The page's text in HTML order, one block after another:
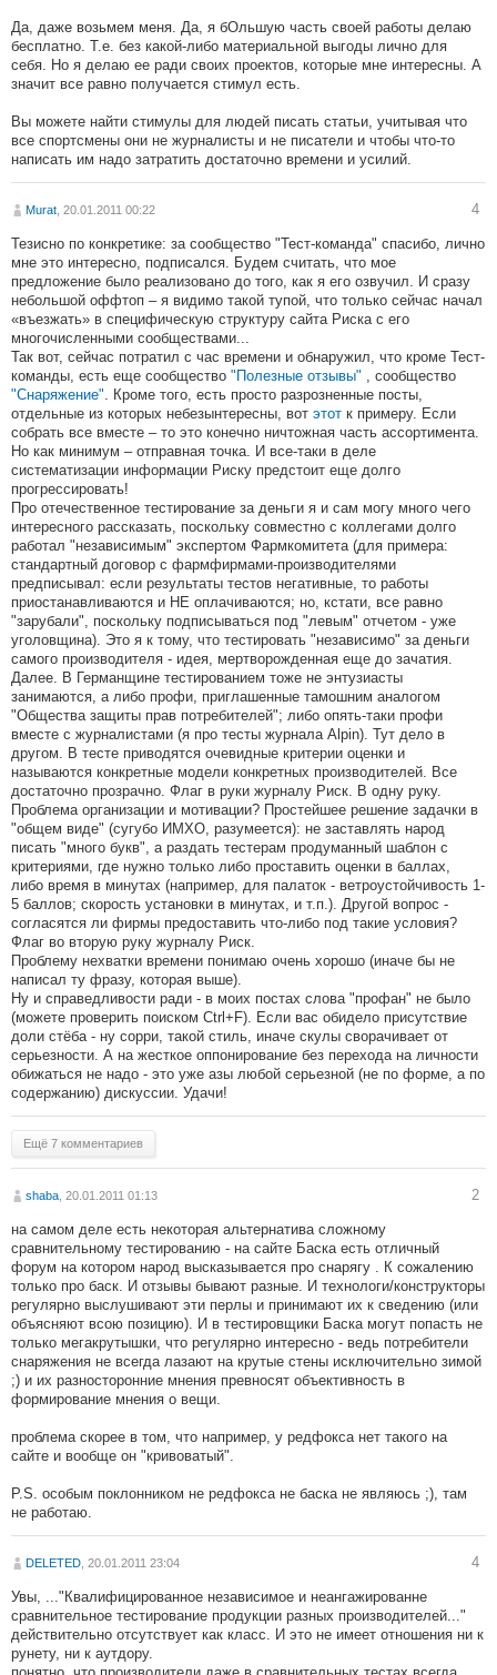
Да, даже возьмем меня. Да, я бОльшую часть своей работы делаю
бесплатно. Т.е. без какой-либо материальной выгоды лично для
себя. Но я делаю ее ради своих проектов, которые мне интересны. А
значит все равно получается стимул есть.
Вы можете найти стимулы для людей писать статьи, учитывая что
все спортсмены они не журналисты и не писатели и чтобы что-то
написать им надо затратить достаточно времени и усилий.
Murat , 20.01.2011 00:22 4
Тезисно по конкретике: за сообщество "Тест-команда" спасибо, лично
мне это интересно, подписался. Будем считать, что мое
предложение было реализовано до того, как я его озвучил. И сразу
небольшой оффтоп – я видимо такой тупой, что только сейчас начал
«въезжать» в специфическую структуру сайта Риска с его
многочисленными сообществами...
Так вот, сейчас потратил с час времени и обнаружил, что кроме Тест-
команды, есть еще сообщество "Полезные отзывы" , сообщество
"Снаряжение". Кроме того, есть просто разрозненные посты,
отдельные из которых небезынтересны, вот этот к примеру. Если
собрать все вместе – то это конечно ничтожная часть ассортимента.
Но как минимум – отправная точка. И все-таки в деле
систематизации информации Риску предстоит еще долго
прогрессировать!
Про отечественное тестирование за деньги я и сам могу много чего
интересного рассказать, поскольку совместно с коллегами долго
работал "независимым" экспертом Фармкомитета (для примера:
стандартный договор с фармфирмами-производителями
предписывал: если результаты тестов негативные, то работы
приостанавливаются и НЕ оплачиваются; но, кстати, все равно
"зарубали", поскольку подписываться под "левым" отчетом - уже
уголовщина). Это я к тому, что тестировать "независимо" за деньги
самого производителя - идея, мертворожденная еще до зачатия.
Далее. В Германщине тестированием тоже не энтузиасты
занимаются, а либо профи, приглашенные тамошним аналогом
"Общества защиты прав потребителей"; либо опять-таки профи
вместе с журналистами (я про тесты журнала Alpin). Тут дело в
другом. В тесте приводятся очевидные критерии оценки и
называются конкретные модели конкретных производителей. Все
достаточно прозрачно. Флаг в руки журналу Риск. В одну руку.
Проблема организации и мотивации? Простейшее решение задачки в
"общем виде" (сугубо ИМХО, разумеется): не заставлять народ
писать "много букв", а раздать тестерам продуманный шаблон с
критериями, где нужно только либо проставить оценки в баллах,
либо время в минутах (например, для палаток - ветроустойчивость 1-
5 баллов; скорость установки в минутах, и т.п.). Другой вопрос -
согласятся ли фирмы предоставить что-либо под такие условия?
Флаг во вторую руку журналу Риск.
Проблему нехватки времени понимаю очень хорошо (иначе бы не
написал ту фразу, которая выше).
Ну и справедливости ради - в моих постах слова "профан" не было
(можете проверить поиском Ctrl+F). Если вас обидело присутствие
доли стёба - ну сорри, такой стиль, иначе скулы сворачивает от
серьезности. А на жесткое оппонирование без перехода на личности
обижаться не надо - это уже азы любой серьезной (не по форме, а по
содержанию) дискуссии. Удачи!
Ещё 7 комментариев
shaba , 20.01.2011 01:13 2
на самом деле есть некоторая альтернатива сложному
сравнительному тестированию - на сайте Баска есть отличный
форум на котором народ высказывается про снарягу . К сожалению
только про баск. И отзывы бывают разные. И технологи/конструкторы
регулярно выслушивают эти перлы и принимают их к сведению (или
объясняют всою позицию). И в тестировщики Баска могут попасть не
только мегакрутышки, что регулярно интересно - ведь потребители
снаряжения не всегда лазают на крутые стены исключительно зимой
;) и их разносторонние мнения превносят объективность в
формирование мнения о вещи.
проблема скорее в том, что например, у редфокса нет такого на
сайте и вообще он "кривоватый".
P.S. особым поклонником не редфокса не баска не являюсь ;), там
не работаю.
DELETED , 20.01.2011 23:04 4
Увы, ..."Квалифицированное независимое и неангажированне
сравнительное тестирование продукции разных производителей..."
действительно отсутствует как класс. И это не имеет отношения ни к
рунету, ни к аутдору.